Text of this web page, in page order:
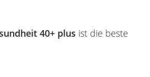
40+ plus ist die beste